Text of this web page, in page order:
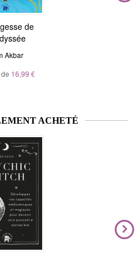
de
Akbar
16,99 €
ACHETÉ